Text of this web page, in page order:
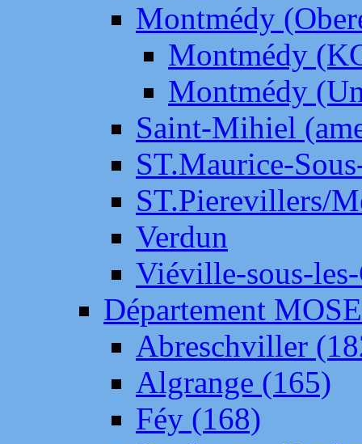
Montmédy
Montmédy
Montmédy
Saint-Mihiel
ST.Maurice-
ST.Pierevillers/
Verdun
Viéville-sous-
Département
Abreschviller
Algrange (165)
Féy (168)